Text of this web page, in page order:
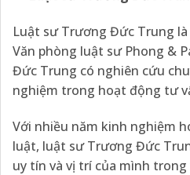
Luật sư Trương Đức Trung
Văn phòng luật sư Phong &
Đức Trung có nghiên cứu
nghiệm trong hoạt động tư
Với nhiều năm kinh nghiệm
luật, luật sư Trương Đức
uy tín và vị trí của mình